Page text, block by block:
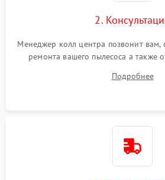
2.
Менеджер колл центра позвонит вам,
ремонта вашего пылесоса а также
Подробнее